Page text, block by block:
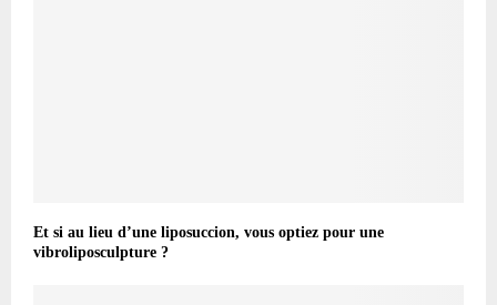
Et si au lieu d’une liposuccion, vous optiez pour une
vibroliposculpture ?